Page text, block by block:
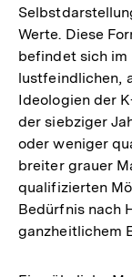
Werte. Diese
befindet sich im
lustfeindlichen,
Ideologien der
der siebziger
oder weniger
breiter grauer
qualifizierten
Bedürfnis nach
ganzheitlichem